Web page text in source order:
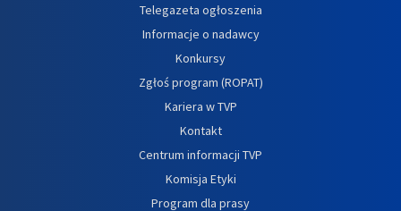
Telegazeta ogłoszenia
Informacje o nadawcy
Konkursy
Zgłoś program (ROPAT)
Kariera w TVP
Kontakt
Centrum informacji TVP
Komisja Etyki
Program dla prasy